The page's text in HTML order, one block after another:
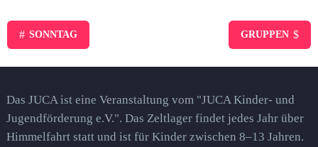
# SONNTAG GRUPPEN $
Das JUCA ist eine Veranstaltung vom "JUCA Kinder- und
Jugendförderung e.V.". Das Zeltlager findet jedes Jahr über
Himmelfahrt statt und ist für Kinder zwischen 8–13 Jahren.